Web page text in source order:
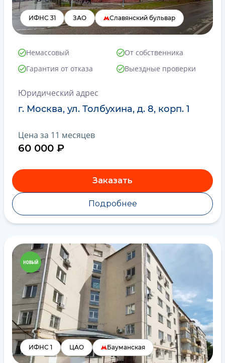
ИФНС 31 ЗАО Славянский бульвар
Немассовый
От собственника
Гарантия от отказа
Выездные проверки
Юридический адрес
г. Москва, ул. Толбухина, д. 8, корп. 1
Цена за 11 месяцев
60 000 ₽
Заказать
Подробнее
ИФНС 1 ЦАО Бауманская